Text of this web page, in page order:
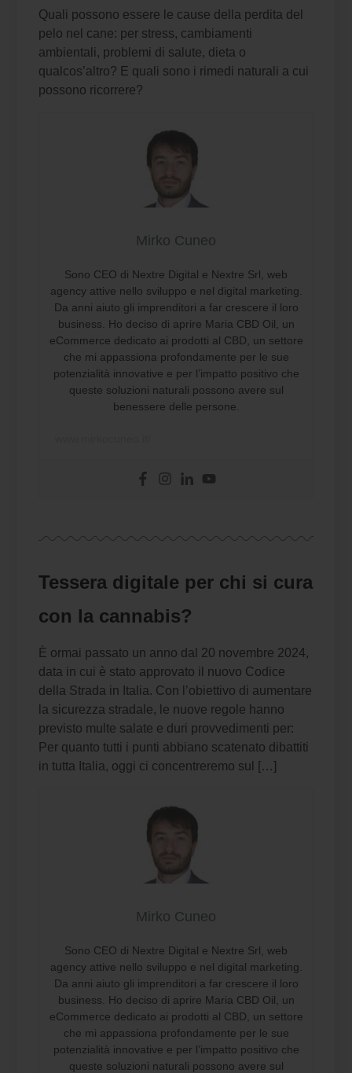
Quali possono essere le cause della perdita del
pelo nel cane: per stress, cambiamenti
ambientali, problemi di salute, dieta o
qualcos’altro? E quali sono i rimedi naturali a cui
possono ricorrere?
Mirko Cuneo
Sono CEO di Nextre Digital e Nextre Srl, web
agency attive nello sviluppo e nel digital marketing.
Da anni aiuto gli imprenditori a far crescere il loro
business. Ho deciso di aprire Maria CBD Oil, un
eCommerce dedicato ai prodotti al CBD, un settore
che mi appassiona profondamente per le sue
potenzialità innovative e per l’impatto positivo che
queste soluzioni naturali possono avere sul
benessere delle persone.
Tessera digitale per chi si cura
con la cannabis?
È ormai passato un anno dal 20 novembre 2024,
data in cui è stato approvato il nuovo Codice
della Strada in Italia. Con l’obiettivo di aumentare
la sicurezza stradale, le nuove regole hanno
previsto multe salate e duri provvedimenti per:
Per quanto tutti i punti abbiano scatenato dibattiti
in tutta Italia, oggi ci concentreremo sul […]
Mirko Cuneo
Sono CEO di Nextre Digital e Nextre Srl, web
agency attive nello sviluppo e nel digital marketing.
Da anni aiuto gli imprenditori a far crescere il loro
business. Ho deciso di aprire Maria CBD Oil, un
eCommerce dedicato ai prodotti al CBD, un settore
che mi appassiona profondamente per le sue
potenzialità innovative e per l’impatto positivo che
queste soluzioni naturali possono avere sul